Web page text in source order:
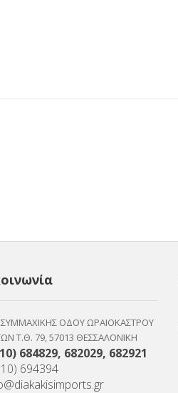
ΟΔΟΥ ΩΡΑΙΟΚΑΣΤΡΟΥ
Τ.Θ. 79, 57013 ΘΕΣΣΑΛΟΝΙΚΗ
684829, 682029, 682921
694394